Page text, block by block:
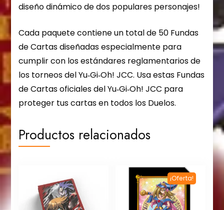
diseño dinámico de dos populares personajes!
Cada paquete contiene un total de 50 Fundas
de Cartas diseñadas especialmente para
cumplir con los estándares reglamentarios de
los torneos del Yu‑Gi‑Oh! JCC. Usa estas Fundas
de Cartas oficiales del Yu‑Gi‑Oh! JCC para
proteger tus cartas en todos los Duelos.
Productos relacionados
¡Oferta!